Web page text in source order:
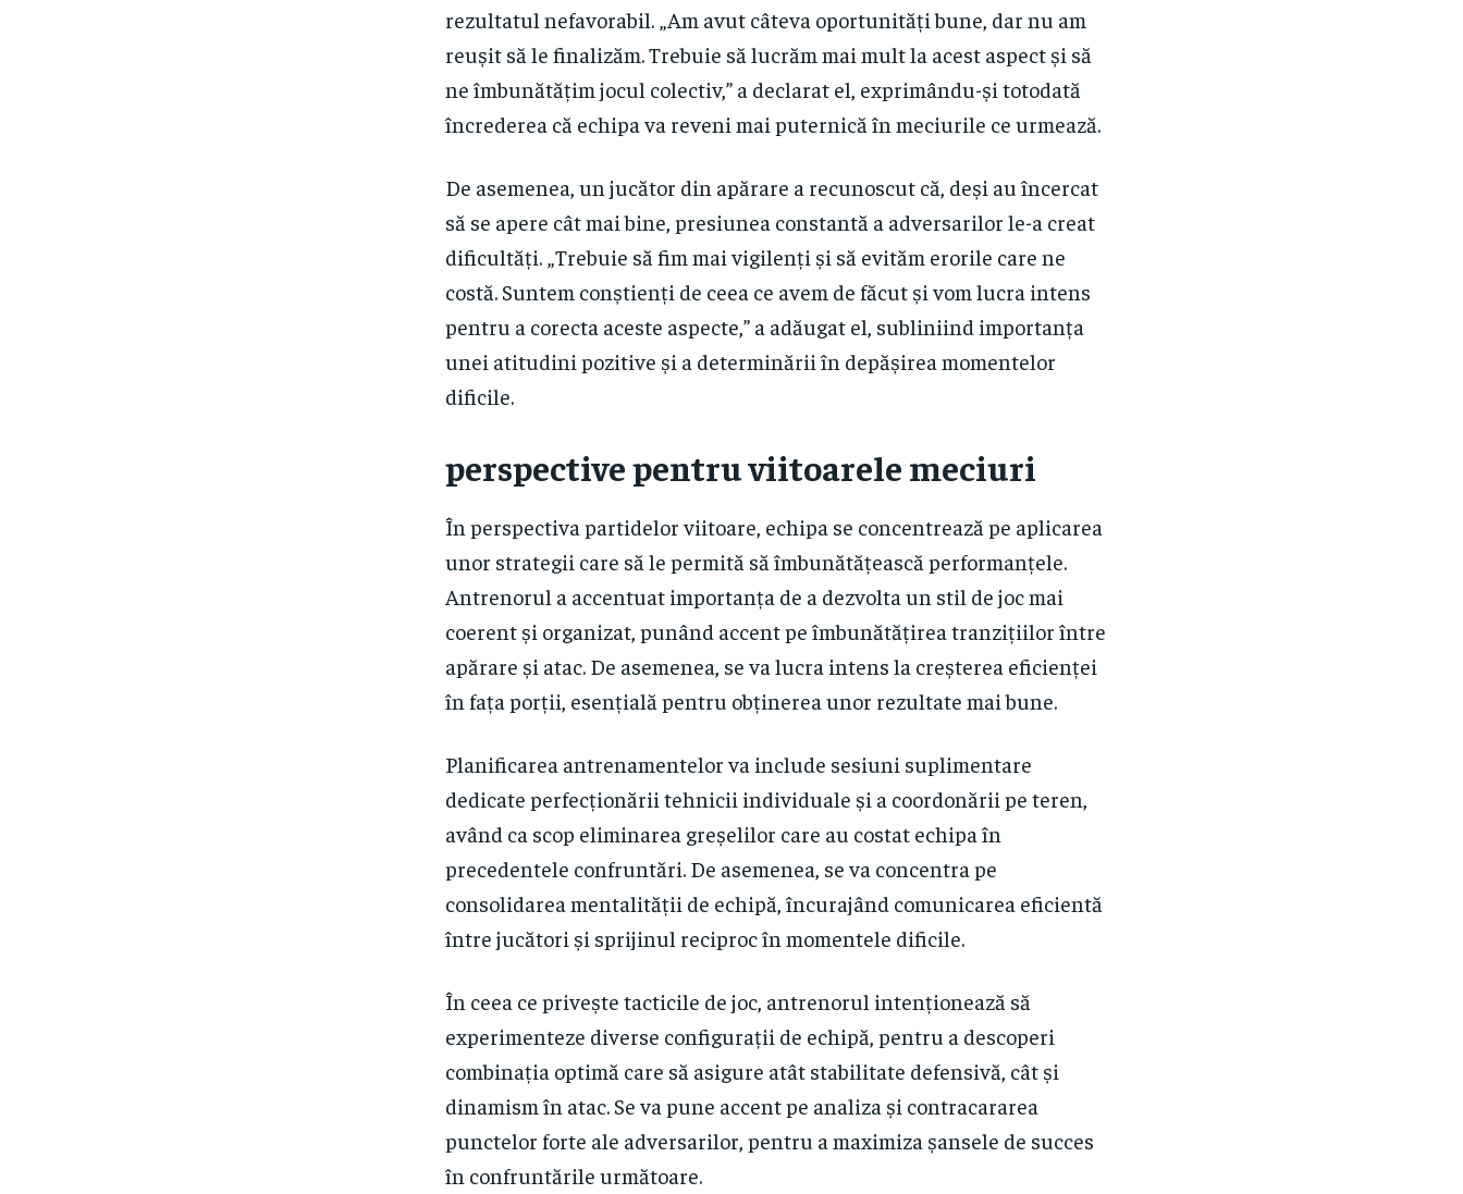
rezultatul nefavorabil. „Am avut câteva oportunități bune, dar nu am
reușit să le finalizăm. Trebuie să lucrăm mai mult la acest aspect și să
ne îmbunătățim jocul colectiv,” a declarat el, exprimându-și totodată
încrederea că echipa va reveni mai puternică în meciurile ce urmează.
De asemenea, un jucător din apărare a recunoscut că, deși au încercat
să se apere cât mai bine, presiunea constantă a adversarilor le-a creat
dificultăți. „Trebuie să fim mai vigilenți și să evităm erorile care ne
costă. Suntem conștienți de ceea ce avem de făcut și vom lucra intens
pentru a corecta aceste aspecte,” a adăugat el, subliniind importanța
unei atitudini pozitive și a determinării în depășirea momentelor
dificile.
perspective pentru viitoarele meciuri
În perspectiva partidelor viitoare, echipa se concentrează pe aplicarea
unor strategii care să le permită să îmbunătățească performanțele.
Antrenorul a accentuat importanța de a dezvolta un stil de joc mai
coerent și organizat, punând accent pe îmbunătățirea tranzițiilor între
apărare și atac. De asemenea, se va lucra intens la creșterea eficienței
în fața porții, esențială pentru obținerea unor rezultate mai bune.
Planificarea antrenamentelor va include sesiuni suplimentare
dedicate perfecționării tehnicii individuale și a coordonării pe teren,
având ca scop eliminarea greșelilor care au costat echipa în
precedentele confruntări. De asemenea, se va concentra pe
consolidarea mentalității de echipă, încurajând comunicarea eficientă
între jucători și sprijinul reciproc în momentele dificile.
În ceea ce privește tacticile de joc, antrenorul intenționează să
experimenteze diverse configurații de echipă, pentru a descoperi
combinația optimă care să asigure atât stabilitate defensivă, cât și
dinamism în atac. Se va pune accent pe analiza și contracararea
punctelor forte ale adversarilor, pentru a maximiza șansele de succes
în confruntările următoare.